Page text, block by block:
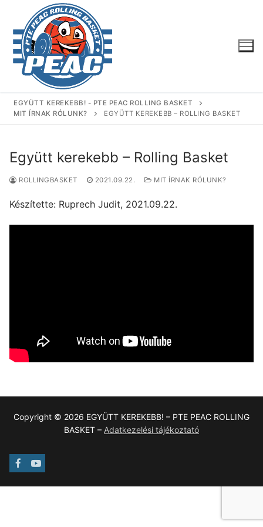
tartalomra
EGYÜTT KEREKEBB! - PTE PEAC ROLLING BASKET
MIT ÍRNAK RÓLUNK?
EGYÜTT KEREKEBB – ROLLING BASKET
Együtt kerekebb – Rolling Basket
ROLLINGBASKET 2021.09.22. MIT ÍRNAK RÓLUNK?
Készítette: Ruprech Judit, 2021.09.22.
Copyright © 2026 EGYÜTT KEREKEBB! – PTE PEAC ROLLING
BASKET – Adatkezelési tájékoztató